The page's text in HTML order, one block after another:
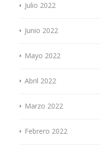
Julio 2022
Junio 2022
Mayo 2022
Abril 2022
Marzo 2022
Febrero 2022